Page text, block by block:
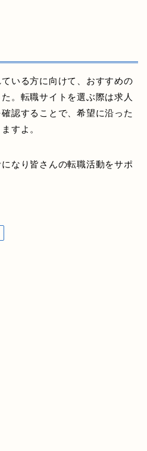
いる方に向けて、おすすめの
。転職サイトを選ぶ際は求人
認することで、希望に沿った
ますよ。
なり皆さんの転職活動をサポ